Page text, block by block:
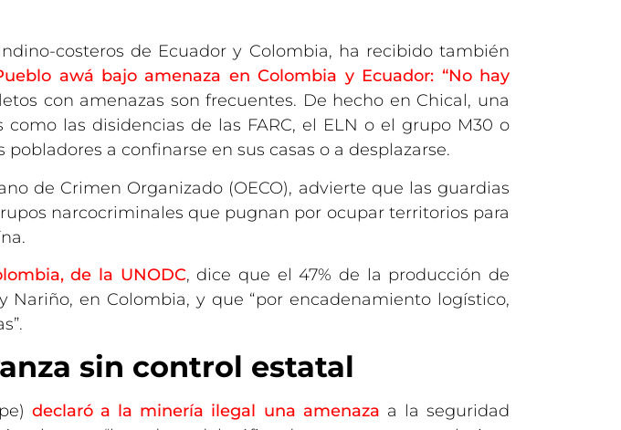
costeros de Ecuador y Colombia, ha recibido también
awá bajo amenaza en Colombia y Ecuador: “No hay
con amenazas son frecuentes. De hecho en Chical, una
las disidencias de las FARC, el ELN o el grupo M30 o
a confinarse en sus casas o a desplazarse.
de Crimen Organizado (OECO), advierte que las guardias
narcocriminales que pugnan por ocupar territorios para
de la UNODC, dice que el 47% de la producción de
en Colombia, y que “por encadenamiento logístico,
sin control estatal
declaró a la minería ilegal una amenaza a la seguridad